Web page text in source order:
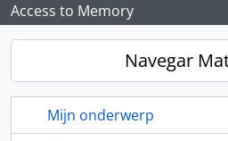
Access to Memory
Navegar
Mijn onderwerp